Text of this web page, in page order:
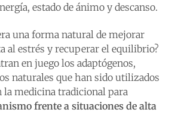
estado de ánimo y descanso.
una forma natural de mejorar
al estrés y recuperar el equilibrio?
en juego los adaptógenos,
naturales que han sido utilizados
la medicina tradicional para
frente a situaciones de alta